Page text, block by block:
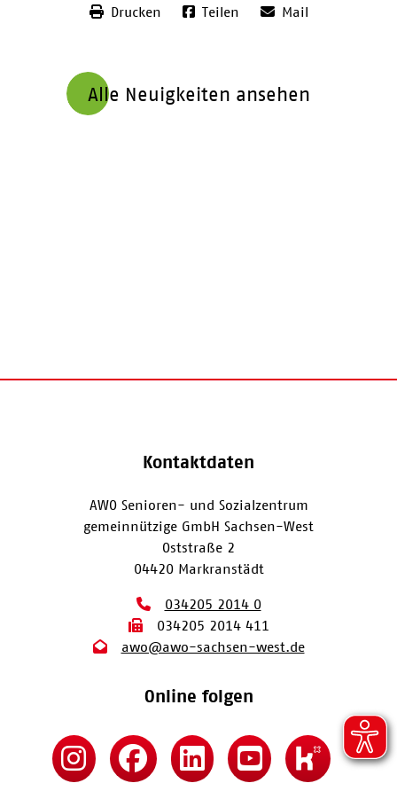
Drucken Teilen Mail
Alle Neuigkeiten ansehen
Kontaktdaten
AWO Senioren- und Sozialzentrum
gemeinnützige GmbH Sachsen-West
Oststraße 2
04420 Markranstädt
034205 2014 0
034205 2014 411
awo@awo-sachsen-west.de
Online folgen